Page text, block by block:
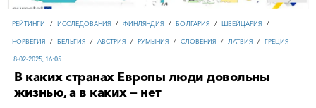
РЕЙТИНГИ / ИССЛЕДОВАНИЯ / ФИНЛЯНДИЯ / БОЛГАРИЯ / ШВЕЙЦАРИЯ /
НОРВЕГИЯ / БЕЛЬГИЯ / АВСТРИЯ / РУМЫНИЯ / СЛОВЕНИЯ / ЛАТВИЯ / ГРЕЦИЯ
8-02-2025, 16:05
В каких странах Европы люди довольны
жизнью, а в каких — нет